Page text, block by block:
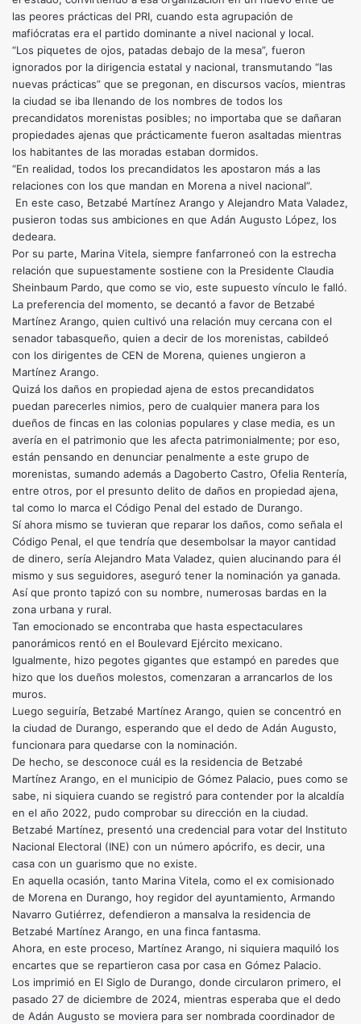
las peores prácticas del PRI, cuando esta agrupación de
mafiócratas era el partido dominante a nivel nacional y local.
“Los piquetes de ojos, patadas debajo de la mesa”, fueron
ignorados por la dirigencia estatal y nacional, transmutando “las
nuevas prácticas” que se pregonan, en discursos vacíos, mientras
la ciudad se iba llenando de los nombres de todos los
precandidatos morenistas posibles; no importaba que se dañaran
propiedades ajenas que prácticamente fueron asaltadas mientras
los habitantes de las moradas estaban dormidos.
“En realidad, todos los precandidatos les apostaron más a las
relaciones con los que mandan en Morena a nivel nacional”.
En este caso, Betzabé Martínez Arango y Alejandro Mata Valadez,
pusieron todas sus ambiciones en que Adán Augusto López, los
dedeara.
Por su parte, Marina Vitela, siempre fanfarroneó con la estrecha
relación que supuestamente sostiene con la Presidente Claudia
Sheinbaum Pardo, que como se vio, este supuesto vínculo le falló.
La preferencia del momento, se decantó a favor de Betzabé
Martínez Arango, quien cultivó una relación muy cercana con el
senador tabasqueño, quien a decir de los morenistas, cabildeó
con los dirigentes de CEN de Morena, quienes ungieron a
Martínez Arango.
Quizá los daños en propiedad ajena de estos precandidatos
puedan parecerles nimios, pero de cualquier manera para los
dueños de fincas en las colonias populares y clase media, es un
avería en el patrimonio que les afecta patrimonialmente; por eso,
están pensando en denunciar penalmente a este grupo de
morenistas, sumando además a Dagoberto Castro, Ofelia Rentería,
entre otros, por el presunto delito de daños en propiedad ajena,
tal como lo marca el Código Penal del estado de Durango.
Sí ahora mismo se tuvieran que reparar los daños, como señala el
Código Penal, el que tendría que desembolsar la mayor cantidad
de dinero, sería Alejandro Mata Valadez, quien alucinando para él
mismo y sus seguidores, aseguró tener la nominación ya ganada.
Así que pronto tapizó con su nombre, numerosas bardas en la
zona urbana y rural.
Tan emocionado se encontraba que hasta espectaculares
panorámicos rentó en el Boulevard Ejército mexicano.
Igualmente, hizo pegotes gigantes que estampó en paredes que
hizo que los dueños molestos, comenzaran a arrancarlos de los
muros.
Luego seguiría, Betzabé Martínez Arango, quien se concentró en
la ciudad de Durango, esperando que el dedo de Adán Augusto,
funcionara para quedarse con la nominación.
De hecho, se desconoce cuál es la residencia de Betzabé
Martínez Arango, en el municipio de Gómez Palacio, pues como se
sabe, ni siquiera cuando se registró para contender por la alcaldía
en el año 2022, pudo comprobar su dirección en la ciudad.
Betzabé Martínez, presentó una credencial para votar del Instituto
Nacional Electoral (INE) con un número apócrifo, es decir, una
casa con un guarismo que no existe.
En aquella ocasión, tanto Marina Vitela, como el ex comisionado
de Morena en Durango, hoy regidor del ayuntamiento, Armando
Navarro Gutiérrez, defendieron a mansalva la residencia de
Betzabé Martínez Arango, en una finca fantasma.
Ahora, en este proceso, Martínez Arango, ni siquiera maquiló los
encartes que se repartieron casa por casa en Gómez Palacio.
Los imprimió en El Siglo de Durango, donde circularon primero, el
pasado 27 de diciembre de 2024, mientras esperaba que el dedo
de Adán Augusto se moviera para ser nombrada coordinador de